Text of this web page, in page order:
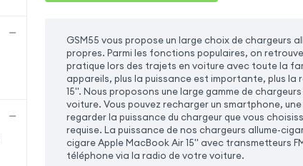
GSM55 vous propose un large choix de chargeurs
propres. Parmi les fonctions populaires, on
pratique lors des trajets en voiture avec toute la
appareils, plus la puissance est importante, plus
15''. Nous proposons une large gamme de
voiture. Vous pouvez recharger un smartphone,
regarder la puissance du chargeur que vous
requise. La puissance de nos chargeurs allume-
cigare Apple MacBook Air 15'' avec transmetteurs
téléphone via la radio de votre voiture.